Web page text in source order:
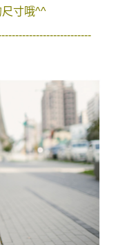
面顯示為準，若有關於
先享後付」服務完成之交
交易相關給付款項請求債
人之同意方可使用
失，本公司不負相關責
之用戶狀況，依本公司即
形，本公司將視審查結果
若發現惡意使用之情形，
度並採取法律行動。
寸哦^^